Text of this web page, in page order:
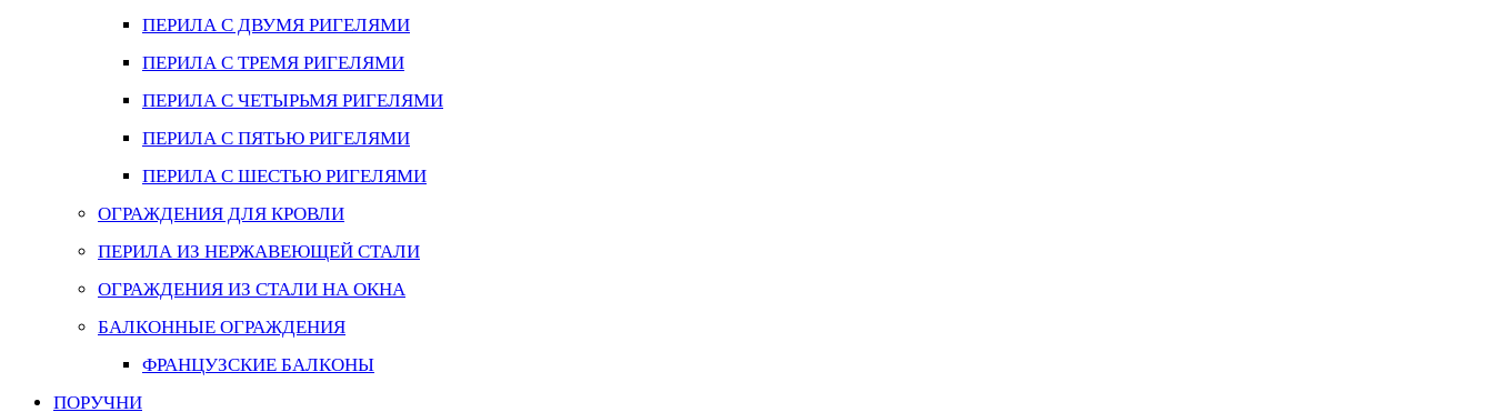
ПЕРИЛА С ДВУМЯ РИГЕЛЯМИ
ПЕРИЛА С ТРЕМЯ РИГЕЛЯМИ
ПЕРИЛА С ЧЕТЫРЬМЯ РИГЕЛЯМИ
ПЕРИЛА С ПЯТЬЮ РИГЕЛЯМИ
ПЕРИЛА С ШЕСТЬЮ РИГЕЛЯМИ
ОГРАЖДЕНИЯ ДЛЯ КРОВЛИ
ПЕРИЛА ИЗ НЕРЖАВЕЮЩЕЙ СТАЛИ
ОГРАЖДЕНИЯ ИЗ СТАЛИ НА ОКНА
БАЛКОННЫЕ ОГРАЖДЕНИЯ
ФРАНЦУЗСКИЕ БАЛКОНЫ
ПОРУЧНИ